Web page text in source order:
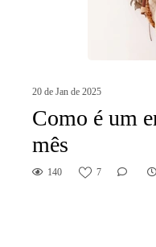
20 de Jan de 2025
Como é um
mês
140 7